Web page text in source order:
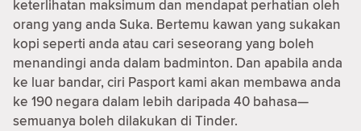
keterlihatan maksimum dan mendapat perhatian oleh
orang yang anda Suka. Bertemu kawan yang sukakan
kopi seperti anda atau cari seseorang yang boleh
menandingi anda dalam badminton. Dan apabila anda
ke luar bandar, ciri Pasport kami akan membawa anda
ke 190 negara dalam lebih daripada 40 bahasa—
semuanya boleh dilakukan di Tinder.